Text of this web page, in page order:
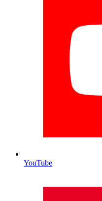
YouTube